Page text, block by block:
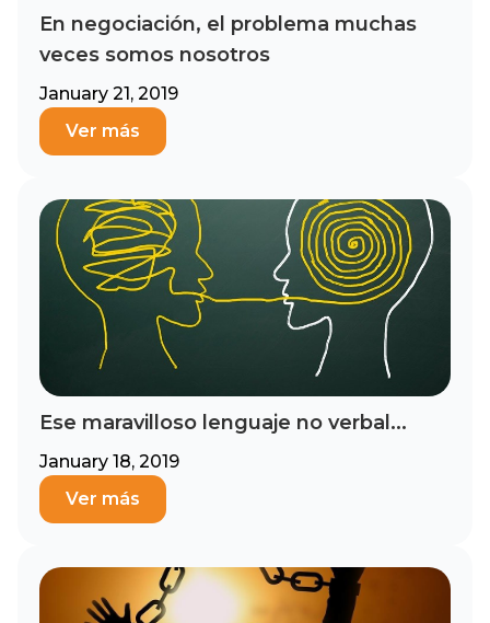
En negociación, el problema muchas
veces somos nosotros
January 21, 2019
Ver más
Ese maravilloso lenguaje no verbal...
January 18, 2019
Ver más